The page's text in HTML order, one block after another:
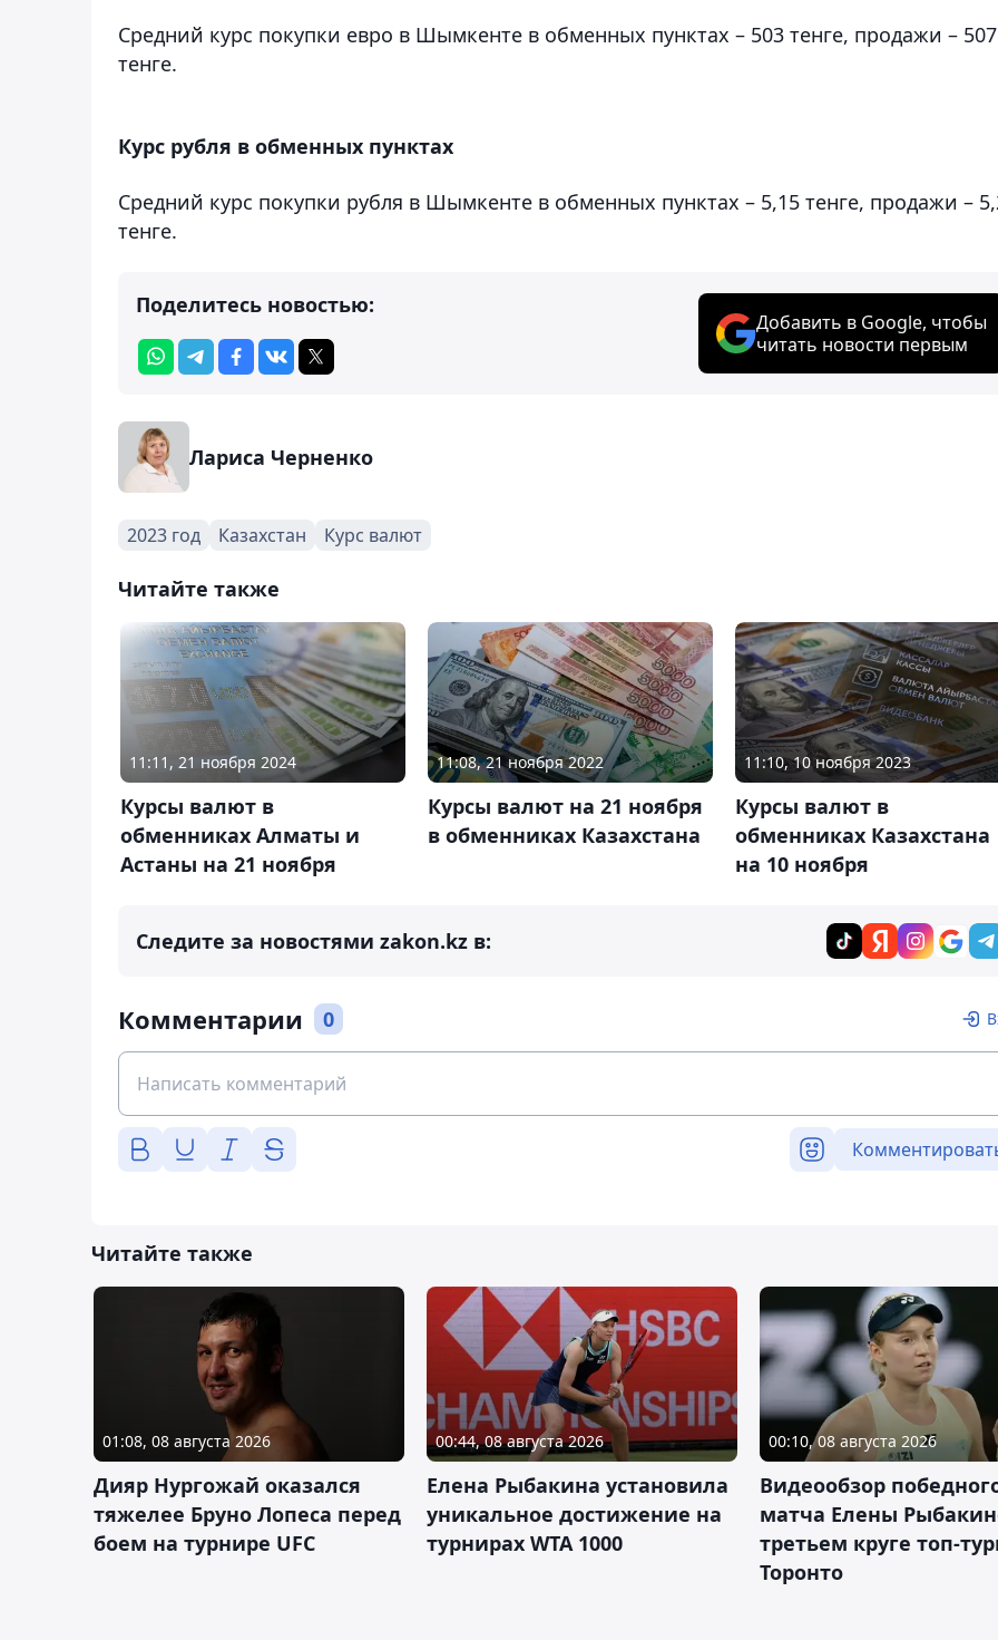
Средний курс покупки евро в Шымкенте в обменных пунктах – 503 тенге, продажи – 507
тенге.
Курс рубля в обменных пунктах
Средний курс покупки рубля в Шымкенте в обменных пунктах – 5,15 тенге, продажи –
тенге.
Поделитесь новостью:
Добавить в Google, чтобы
читать новости первым
Лариса Черненко
2023 год Казахстан Курс валют
Читайте также
11:11, 21 ноября 2024
Курсы валют в
обменниках Алматы и
Астаны на 21 ноября
11:08, 21 ноября 2022
Курсы валют на 21 ноября
в обменниках Казахстана
11:10, 10 ноября 2023
Курсы валют в
обменниках Казахстана
на 10 ноября
Следите за новостями zakon.kz в:
Комментарии 0
Читайте также
01:08, 08 августа 2026
Дияр Нургожай оказался
тяжелее Бруно Лопеса перед
боем на турнире UFC
00:44, 08 августа 2026
Елена Рыбакина установила
уникальное достижение на
турнирах WTA 1000
00:10, 08 августа 2026
Видеообзор
матча Елены
третьем круге топ-
Торонто